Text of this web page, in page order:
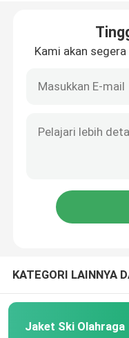
Kami akan
KATEGORI LAINNYA
Jaket Ski Olahraga